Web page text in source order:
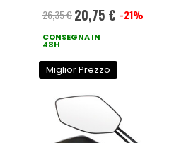
26,35 € Prezzo
speciale
20,75 € -21%
CONSEGNA IN
48H
Miglior Prezzo